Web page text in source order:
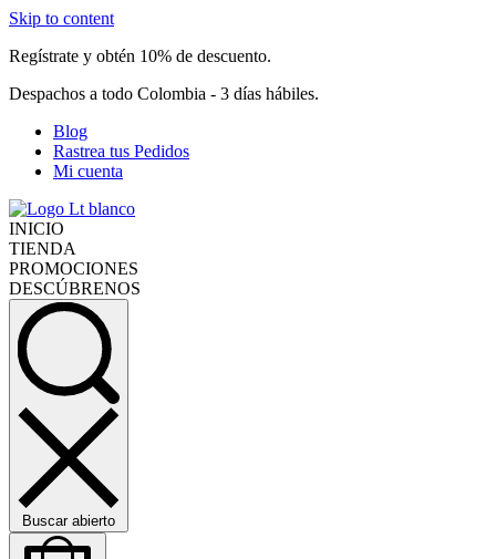
Skip to content
Regístrate y obtén 10% de descuento.
Despachos a todo Colombia - 3 días hábiles.
Blog
Rastrea tus Pedidos
Mi cuenta
INICIO
TIENDA
PROMOCIONES
DESCÚBRENOS
Buscar abierto